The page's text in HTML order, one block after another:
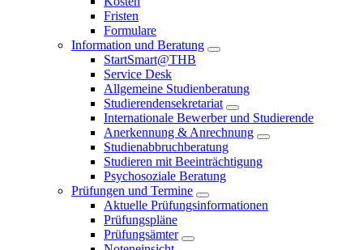
Fristen
Formulare
Information und Beratung
StartSmart@THB
Service Desk
Allgemeine Studienberatung
Studierendensekretariat
Internationale Bewerber und Studierende
Anerkennung & Anrechnung
Studienabbruchberatung
Studieren mit Beeinträchtigung
Psychosoziale Beratung
Prüfungen und Termine
Aktuelle Prüfungsinformationen
Prüfungspläne
Prüfungsämter